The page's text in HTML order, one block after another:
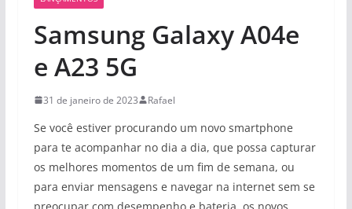
Samsung Galaxy A04e
e A23 5G
31 de janeiro de 2023 Rafael
Se você estiver procurando um novo smartphone
para te acompanhar no dia a dia, que possa capturar
os melhores momentos de um fim de semana, ou
para enviar mensagens e navegar na internet sem se
preocupar com desempenho e bateria, os novos